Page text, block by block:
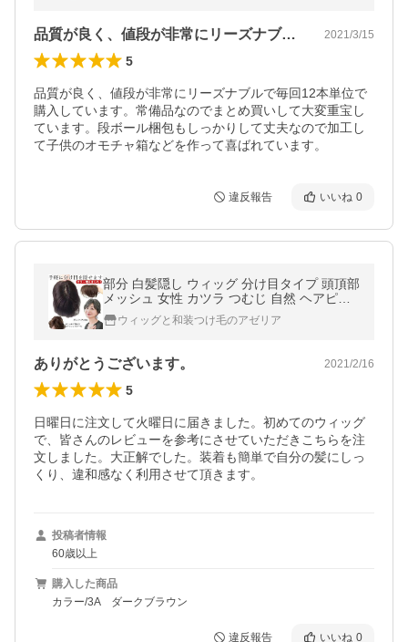
品質が良く、値段が非常にリーズナブルで… 2021/3/15
5
品質が良く、値段が非常にリーズナブルで毎回12本単位で
購入しています。常備品なのでまとめ買いして大変重宝し
ています。段ボール梱包もしっかりして丈夫なので加工し
て子供のオモチャ箱などを作って喜ばれています。
違反報告 いいね 0
部分 白髪隠し ウィッグ 分け目タイプ 頭頂部
メッシュ 女性 カツラ つむじ 自然 ヘアピー
ス つけ毛 薄毛 白髪かくし ミセス シニア 高
齢者 50代 60代 70代
ウィッグと和装つけ毛のアゼリア
ありがとうございます。 2021/2/16
5
日曜日に注文して火曜日に届きました。初めてのウィッグ
で、皆さんのレビューを参考にさせていただきこちらを注
文しました。大正解でした。装着も簡単で自分の髪にしっ
くり、違和感なく利用させて頂きます。
投稿者情報
60歳以上
購入した商品
カラー/3A ダークブラウン
違反報告 いいね 0